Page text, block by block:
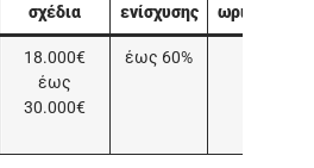
σχέδια
ενίσχυσης
ωριμότητα
18.000€
έως
30.000€
έως 60%